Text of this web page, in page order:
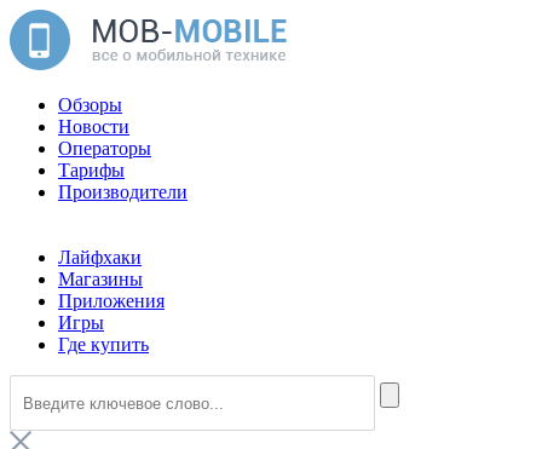
Обзоры
Новости
Операторы
Тарифы
Производители
Лайфхаки
Магазины
Приложения
Игры
Где купить